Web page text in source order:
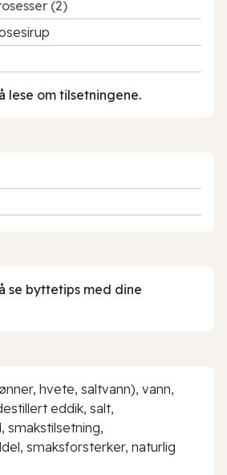
(2)
lese om tilsetningene.
se byttetips med dine
hvete, saltvann), vann,
eddik, salt,
smakstilsetning,
smaksforsterker, naturlig